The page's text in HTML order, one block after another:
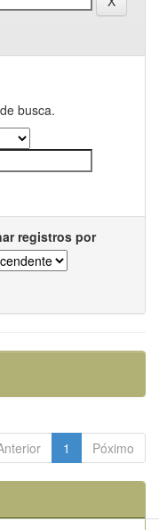
busca.
registros por
1 Póximo